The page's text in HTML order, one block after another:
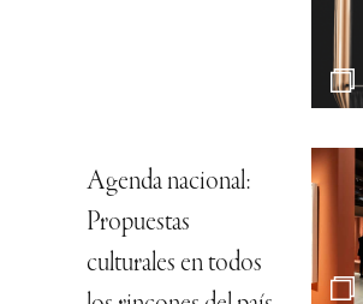
Agenda nacional:
Propuestas
culturales en todos